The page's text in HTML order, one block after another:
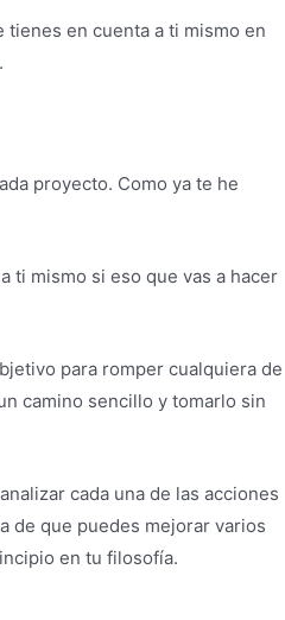
en cuenta a ti mismo en
proyecto. Como ya te he
ti mismo si eso que vas a hacer
para romper cualquiera de
camino sencillo y tomarlo sin
cada una de las acciones
de que puedes mejorar varios
en tu filosofía.